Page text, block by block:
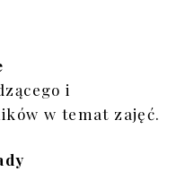
i
w temat zajęć.